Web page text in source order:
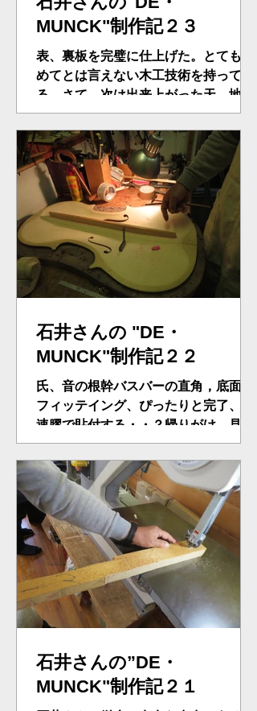
MUNCK"制作記２３
表、裏板を完璧に仕上げた。とても初
めてとは言えない木工技術を持ってい
る。さて、次は出来上がった天、地板
をボディにつける最終工程に入る。あ
んこをとったモールドの最終作業。内
部の余計な贅肉をとる細かい小カンナ
技術を要する。次工程は、天板をモー
ルドに貼付、さらにネック付けの工程
に...
石井さんの "DE・
MUNCK"制作記２２
氏、音の根幹バスバーの直角，底面の
フィッテイング、ぴったりと完了、早
速膠で貼付する・・？帰りがけ、見た
ら、ぴったりフィットがうまくいって
ないことを発見！低音、高音部がずれ
ている。これでは、自宅工房での形状
削りが出来ない、さっそく蒸気を使っ
て剥がす。産みの苦しみを味わってい
る...
石井さんの”DE・
MUNCK"制作記２１